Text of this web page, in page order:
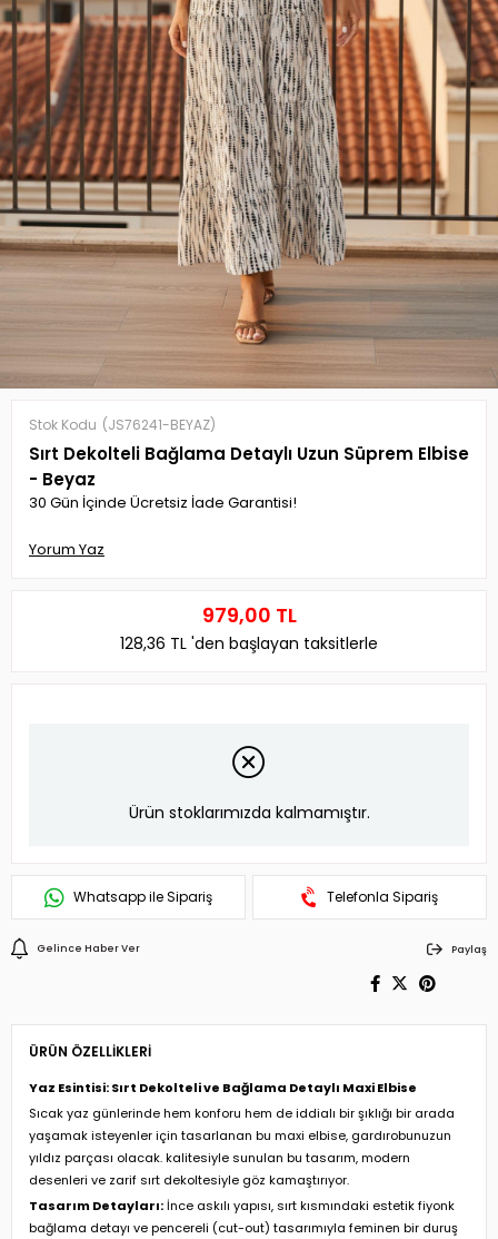
Stok Kodu (JS76241-BEYAZ)
Sırt Dekolteli Bağlama Detaylı Uzun Süprem Elbise
- Beyaz
30 Gün İçinde Ücretsiz İade Garantisi!
Yorum Yaz
979,00 TL
128,36 TL 'den başlayan taksitlerle
Ürün stoklarımızda kalmamıştır.
Whatsapp ile Sipariş Telefonla Sipariş
Gelince Haber Ver Paylaş
ÜRÜN ÖZELLIKLERI
Yaz Esintisi: Sırt Dekolteli ve Bağlama Detaylı Maxi Elbise
Sıcak yaz günlerinde hem konforu hem de iddialı bir şıklığı bir arada
yaşamak isteyenler için tasarlanan bu maxi elbise, gardırobunuzun
yıldız parçası olacak. kalitesiyle sunulan bu tasarım, modern
desenleri ve zarif sırt dekoltesiyle göz kamaştırıyor.
Tasarım Detayları:İnce askılı yapısı, sırt kısmındaki estetik fiyonk
bağlama detayı ve pencereli (cut-out) tasarımıyla feminen bir duruş